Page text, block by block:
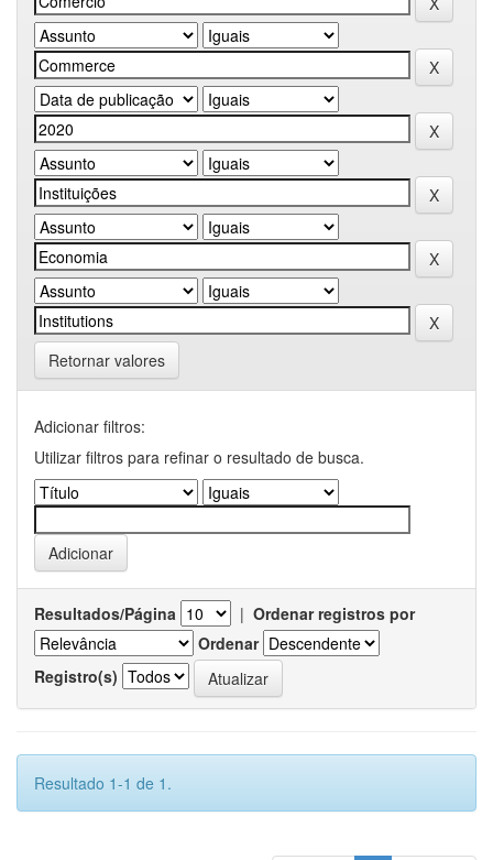
Retornar valores
Adicionar filtros:
Utilizar filtros para refinar o resultado de busca.
Resultados/Página | Ordenar registros por
Ordenar
Registro(s)
Resultado 1-1 de 1.